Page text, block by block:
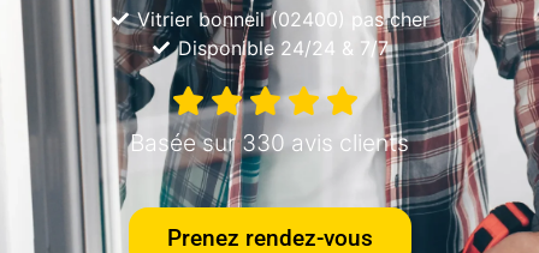
Vitrier bonneil (02400) pas cher
Disponible 24/24 & 7/7
Basée sur 330 avis clients
Prenez rendez-vous